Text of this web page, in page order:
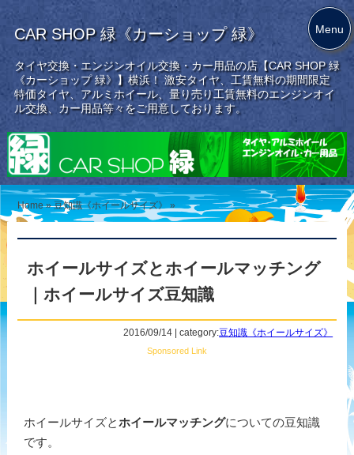
CAR SHOP 緑《カーショップ 緑》
タイヤ交換・エンジンオイル交換・カー用品の店【CAR SHOP 緑
《カーショップ 緑》】横浜！ 激安タイヤ、工賃無料の期間限定
特価タイヤ、アルミホイール、量り売り工賃無料のエンジンオイ
ル交換、カー用品等々をご用意しております。
Home »豆知識《ホイールサイズ》 »
ホイールサイズとホイールマッチング
｜ホイールサイズ豆知識
2016/09/14 | category:豆知識《ホイールサイズ》
Sponsored Link
ホイールサイズとホイールマッチングについての豆知識
です。
Menu